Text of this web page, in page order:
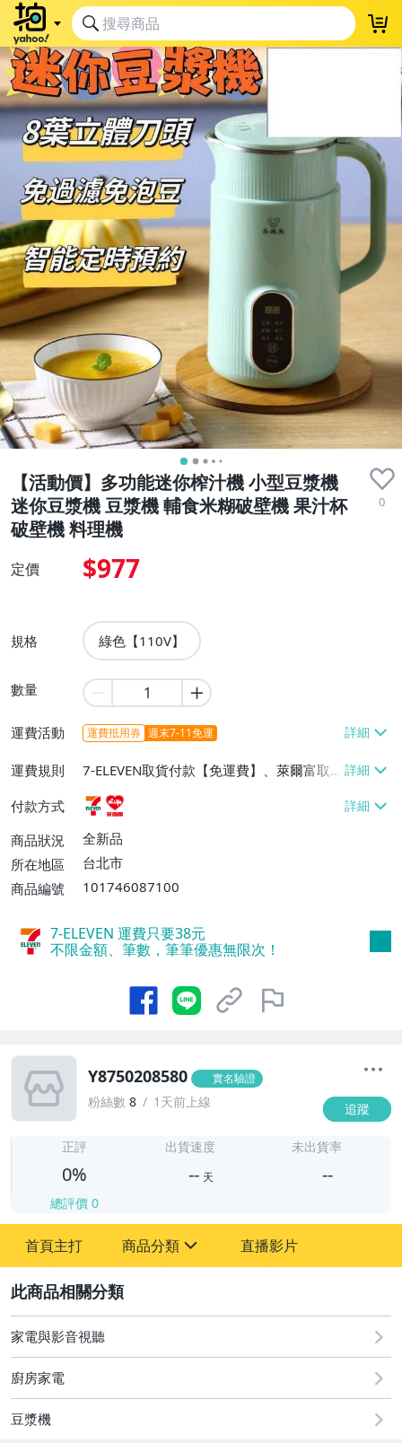
【活動價】多功能迷你榨汁機 小型豆漿機
迷你豆漿機 豆漿機 輔食米糊破壁機 果汁杯
破壁機 料理機
0
定價 $977
規格 綠色【110V】
數量
運費活動 運費抵用券 週末7-11免運
運費規則
7-ELEVEN取貨付款【免運費】、萊爾富取
貨付款【免運費】
付款方式
商品狀況
全新品
所在地區
台北市
商品編號
101746087100
7-ELEVEN 運費只要38元
不限金額、筆數，筆筆優惠無限次！
Y8750208580 實名驗證
粉絲數 8 1天前上線 追蹤
正評
0%
總評價 0
出貨速度
-- 天
未出貨率
--
首頁主打 商品分類
圖書/影音/文具
古董、藝術與礦石
手機、配件與通訊
直播影片
家電與影音視聽
廚房家電
豆漿機